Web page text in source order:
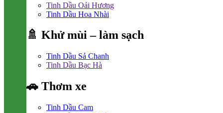
Tinh Dầu Oải Hương
Tinh Dầu Hoa Nhài
🚿 Khử mùi – làm sạch
Tinh Dầu Sả Chanh
Tinh Dầu Bạc Hà
🚗 Thơm xe
Tinh Dầu Cam